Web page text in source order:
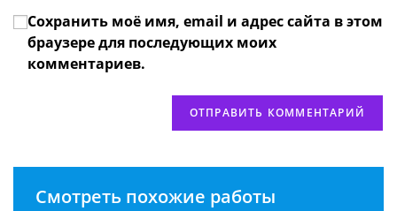
веб-
сайта
(необязательно)
Сохранить моё имя, email и адрес сайта в этом
браузере для последующих моих
комментариев.
Смотреть похожие работы